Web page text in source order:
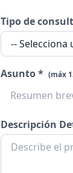
Tipo de
Asunto * (máx
Descripción